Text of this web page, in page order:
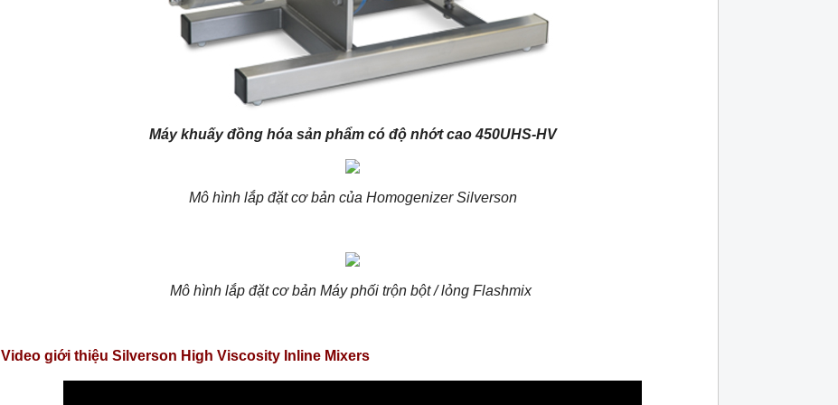
Máy khuấy đồng hóa sản phẩm có độ nhớt cao 450UHS-HV
Mô hình lắp đặt cơ bản của Homogenizer Silverson
Mô hình lắp đặt cơ bản Máy phối trộn bột / lỏng Flashmix
Video giới thiệu Silverson High Viscosity Inline Mixers